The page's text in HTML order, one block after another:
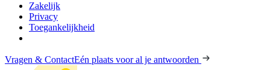
Zakelijk
Privacy
Toegankelijkheid
Vragen & ContactEén plaats voor al je antwoorden